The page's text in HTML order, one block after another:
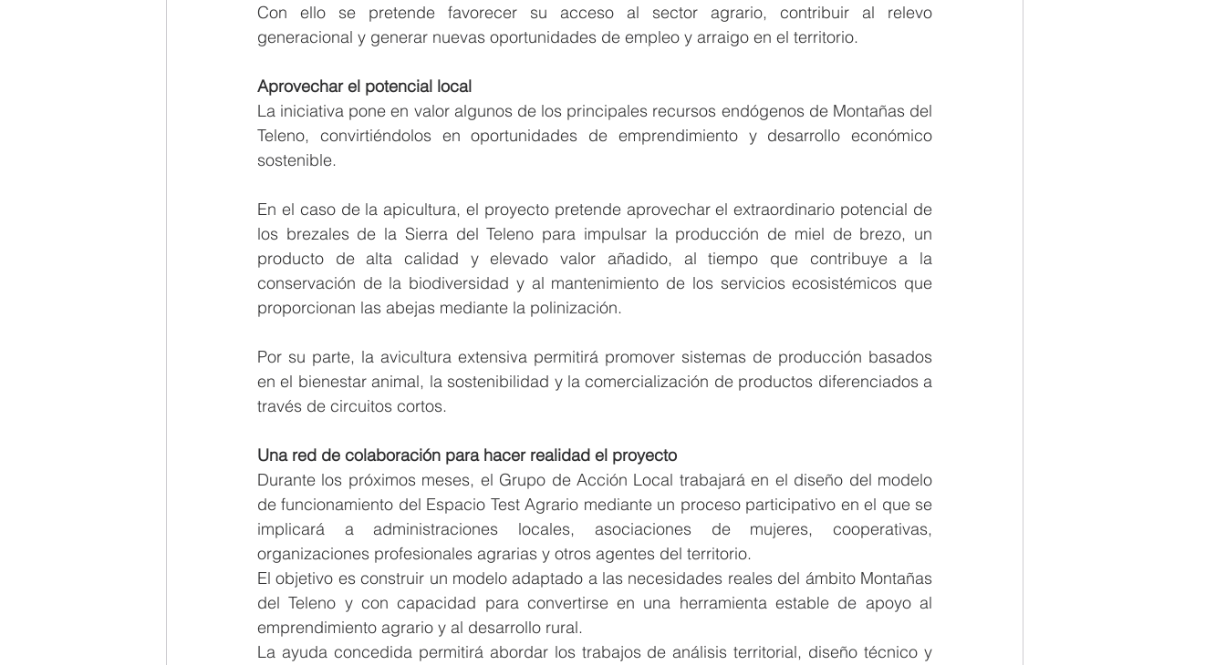
Con ello se pretende favorecer su acceso al sector agrario, contribuir al relevo
generacional y generar nuevas oportunidades de empleo y arraigo en el territorio.
Aprovechar el potencial local
La iniciativa pone en valor algunos de los principales recursos endógenos de Montañas del
Teleno, convirtiéndolos en oportunidades de emprendimiento y desarrollo económico
sostenible.
En el caso de la apicultura, el proyecto pretende aprovechar el extraordinario potencial de
los brezales de la Sierra del Teleno para impulsar la producción de miel de brezo, un
producto de alta calidad y elevado valor añadido, al tiempo que contribuye a la
conservación de la biodiversidad y al mantenimiento de los servicios ecosistémicos que
proporcionan las abejas mediante la polinización.
Por su parte, la avicultura extensiva permitirá promover sistemas de producción basados
en el bienestar animal, la sostenibilidad y la comercialización de productos diferenciados a
través de circuitos cortos.
Una red de colaboración para hacer realidad el proyecto
Durante los próximos meses, el Grupo de Acción Local trabajará en el diseño del modelo
de funcionamiento del Espacio Test Agrario mediante un proceso participativo en el que se
implicará a administraciones locales, asociaciones de mujeres, cooperativas,
organizaciones profesionales agrarias y otros agentes del territorio.
El objetivo es construir un modelo adaptado a las necesidades reales del ámbito Montañas
del Teleno y con capacidad para convertirse en una herramienta estable de apoyo al
emprendimiento agrario y al desarrollo rural.
La ayuda concedida permitirá abordar los trabajos de análisis territorial, diseño técnico y